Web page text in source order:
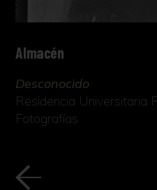
ya fuese rapé o polvo,
finales del siglo XVII
practicada por los
1735 se llegó a prohibir
pues suponía una
Hacienda, ya que
monopolio del
siglo, cuando se
en España;
Almacén
Desconocido
Residencia Universitaria
Fotografías